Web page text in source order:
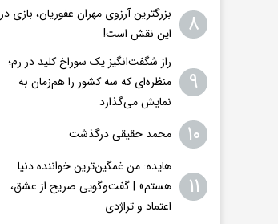
۸
بزرگترین آرزوی مهران غفوریان، بازی در
این نقش است!
۹
راز شگفت‌انگیز یک سوراخ کلید در رم؛
منظره‌ای که سه کشور را هم‌زمان به
نمایش می‌گذارد
۱۰ محمد حقیقی درگذشت
۱۱
هایده: من غمگین‌ترین خواننده دنیا
هستم» | گفت‌وگویی صریح از عشق،
اعتماد و تراژدی